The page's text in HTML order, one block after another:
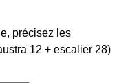
précisez les
12 + escalier 28)